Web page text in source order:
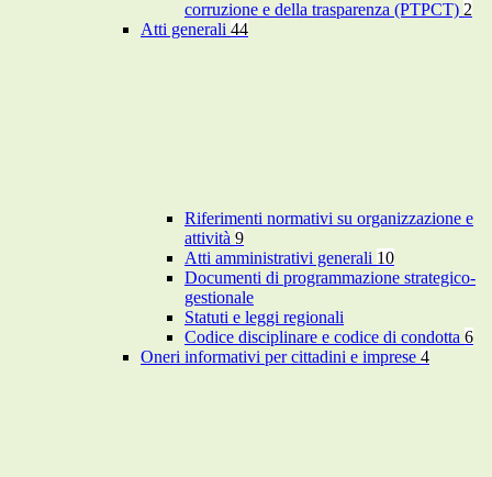
corruzione e della trasparenza (PTPCT) 2
Atti generali 44
Riferimenti normativi su organizzazione e
attività 9
Atti amministrativi generali 10
Documenti di programmazione strategico-
gestionale
Statuti e leggi regionali
Codice disciplinare e codice di condotta 6
Oneri informativi per cittadini e imprese 4